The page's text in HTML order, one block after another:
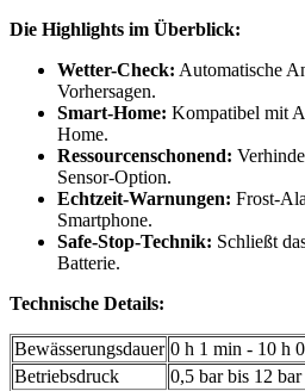
Die Highlights im Überblick:
Wetter-Check: Automatische
Vorhersagen.
Smart-Home: Kompatibel mit
Home.
Ressourcenschonend:
Sensor-Option.
Echtzeit-Warnungen: Frost-
Smartphone.
Safe-Stop-Technik: Schließt
Batterie.
Technische Details:
Bewässerungsdauer 0 h 1 min - 10 h
Betriebsdruck
0,5 bar bis 12 bar